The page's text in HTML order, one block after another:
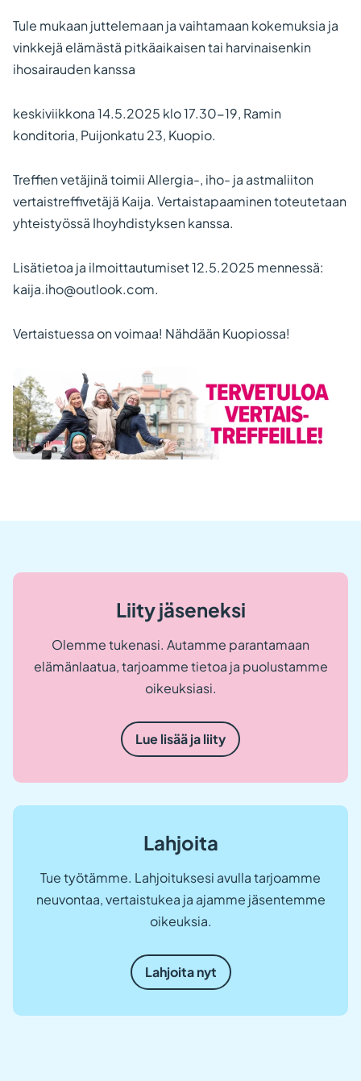
Tule mukaan juttelemaan ja vaihtamaan kokemuksia ja
vinkkejä elämästä pitkäaikaisen tai harvinaisenkin
ihosairauden kanssa
keskiviikkona 14.5.2025 klo 17.30-19, Ramin
konditoria, Puijonkatu 23, Kuopio.
Treffien vetäjinä toimii Allergia-, iho- ja astmaliiton
vertaistreffivetäjä Kaija. Vertaistapaaminen toteutetaan
yhteistyössä Ihoyhdistyksen kanssa.
Lisätietoa ja ilmoittautumiset 12.5.2025 mennessä:
kaija.iho@outlook.com.
Vertaistuessa on voimaa! Nähdään Kuopiossa!
Liity jäseneksi
Olemme tukenasi. Autamme parantamaan
elämänlaatua, tarjoamme tietoa ja puolustamme
oikeuksiasi.
Lue lisää ja liity
Lahjoita
Tue työtämme. Lahjoituksesi avulla tarjoamme
neuvontaa, vertaistukea ja ajamme jäsentemme
oikeuksia.
Lahjoita nyt